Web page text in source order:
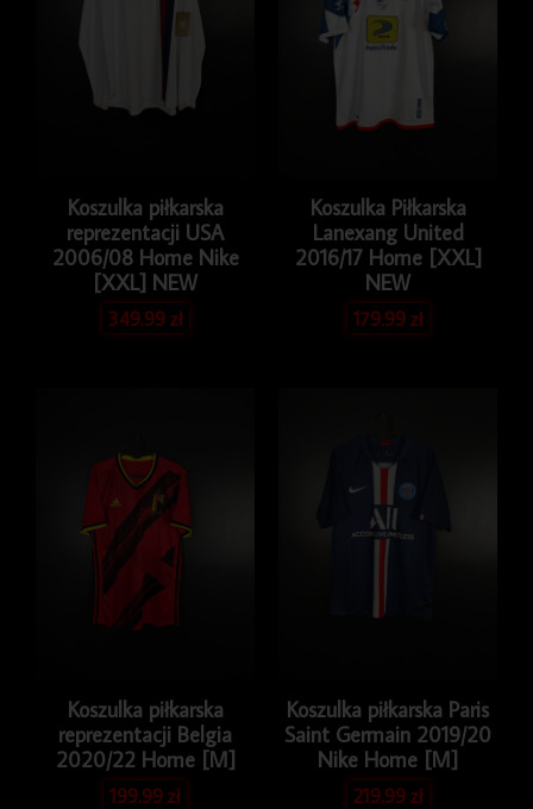
Koszulka piłkarska
reprezentacji USA
2006/08 Home Nike
[XXL] NEW
349.99zł
Koszulka Piłkarska
Lanexang United
2016/17 Home [XXL]
NEW
179.99zł
Koszulka piłkarska
reprezentacji Belgia
2020/22 Home [M]
199.99zł
Koszulka piłkarska Paris
Saint Germain 2019/20
Nike Home [M]
219.99zł